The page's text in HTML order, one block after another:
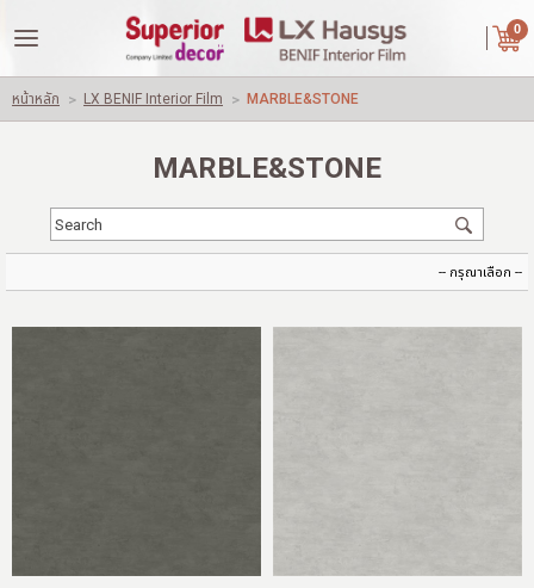
ไทย English
LOGIN REGISTER
หน้าหลัก
เกี่ยวกับเรา
0
หน้าหลัก > LX BENIF Interior Film > MARBLE&STONE
MARBLE&STONE